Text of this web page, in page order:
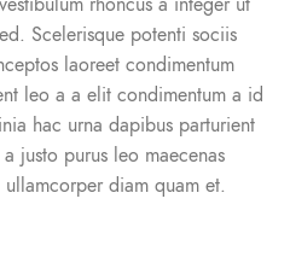
Scelerisque potenti sociis
laoreet condimentum
leo a a elit condimentum a id
hac urna dapibus parturient
justo purus leo maecenas
diam quam et.